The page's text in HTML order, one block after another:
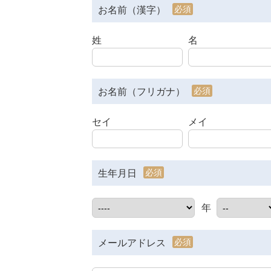
お名前（漢字） 必須
姓 名
お名前（フリガナ） 必須
セイ メイ
生年月日 必須
年
メールアドレス 必須